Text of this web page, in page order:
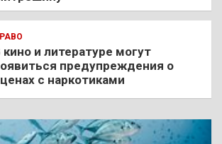
кино и литературе могут
предупреждения о
с наркотиками